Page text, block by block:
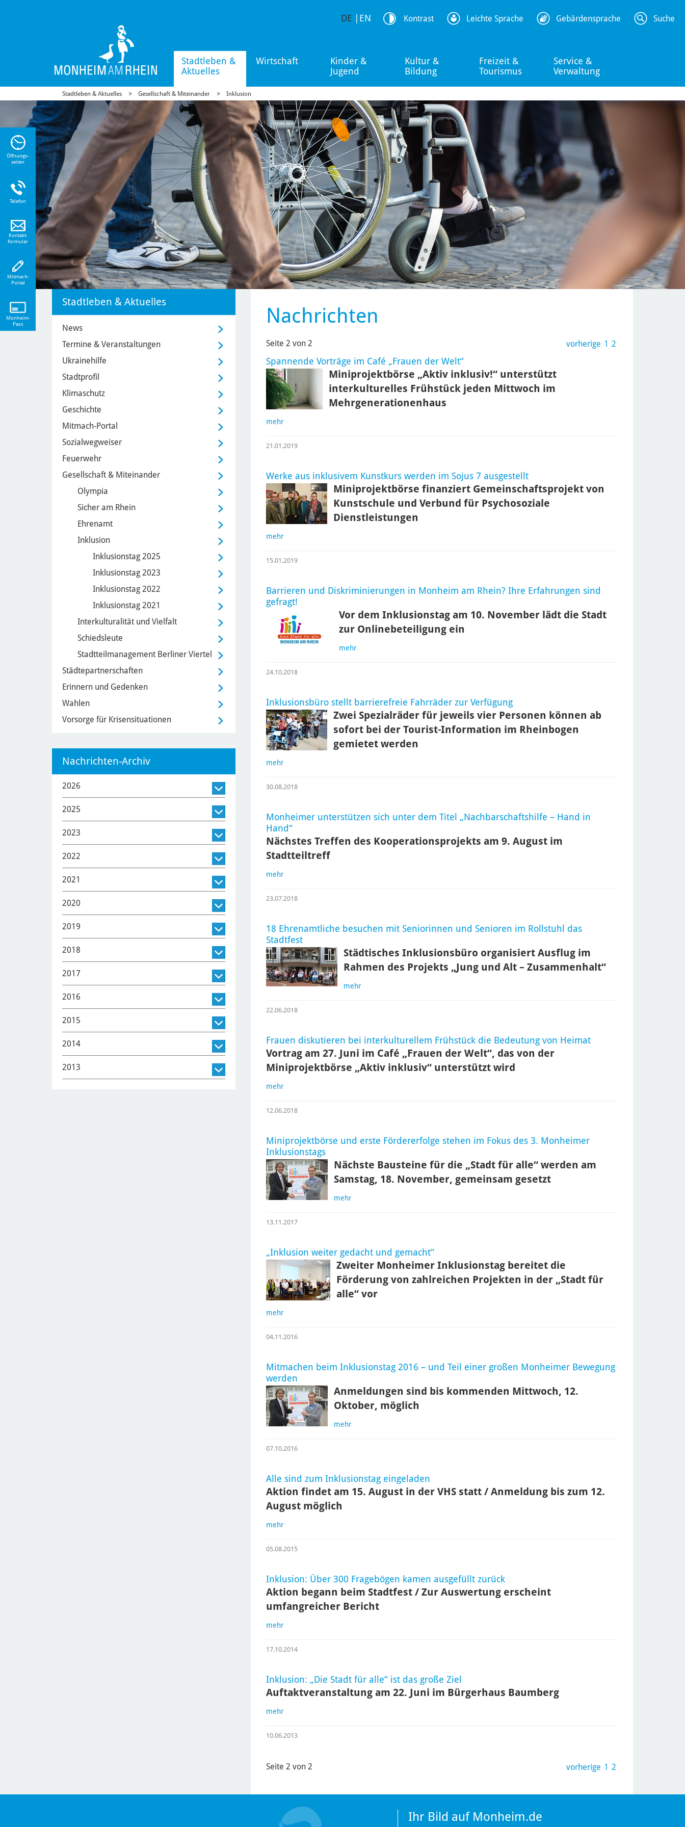
Stadtleben &
Aktuelles
Wirtschaft
Kinder &
Jugend
Kultur &
Bildung
Freizeit &
Tourismus
Service &
Verwaltung
DE EN Kontrast Leichte Sprache Gebärdensprache Suche
Stadtleben & Aktuelles Gesellschaft & Miteinander Inklusion
Nachrichten
Seite 2 von 2 vorherige 1 2
Spannende Vorträge im Café „Frauen der Welt“
Miniprojektbörse „Aktiv inklusiv!“ unterstützt
interkulturelles Frühstück jeden Mittwoch im
Mehrgenerationenhaus
mehr
21.01.2019
Werke aus inklusivem Kunstkurs werden im Sojus 7 ausgestellt
Miniprojektbörse finanziert Gemeinschaftsprojekt von
Kunstschule und Verbund für Psychosoziale
Dienstleistungen
mehr
15.01.2019
Barrieren und Diskriminierungen in Monheim am Rhein? Ihre Erfahrungen sind
gefragt!
Vor dem Inklusionstag am 10. November lädt die Stadt
zur Onlinebeteiligung ein
mehr
24.10.2018
Inklusionsbüro stellt barrierefreie Fahrräder zur Verfügung
Zwei Spezialräder für jeweils vier Personen können ab
sofort bei der Tourist-Information im Rheinbogen
gemietet werden
mehr
30.08.2018
Monheimer unterstützen sich unter dem Titel „Nachbarschaftshilfe – Hand in
Hand“
Nächstes Treffen des Kooperationsprojekts am 9. August im
Stadtteiltreff
mehr
23.07.2018
18 Ehrenamtliche besuchen mit Seniorinnen und Senioren im Rollstuhl das
Stadtfest
Städtisches Inklusionsbüro organisiert Ausflug im
Rahmen des Projekts „Jung und Alt – Zusammenhalt“
mehr
22.06.2018
Frauen diskutieren bei interkulturellem Frühstück die Bedeutung von Heimat
Vortrag am 27. Juni im Café „Frauen der Welt“, das von der
Miniprojektbörse „Aktiv inklusiv“ unterstützt wird
mehr
12.06.2018
Miniprojektbörse und erste Fördererfolge stehen im Fokus des 3. Monheimer
Inklusionstags
Nächste Bausteine für die „Stadt für alle“ werden am
Samstag, 18. November, gemeinsam gesetzt
mehr
13.11.2017
„Inklusion weiter gedacht und gemacht“
Zweiter Monheimer Inklusionstag bereitet die
Förderung von zahlreichen Projekten in der „Stadt für
alle“ vor
mehr
04.11.2016
Mitmachen beim Inklusionstag 2016 – und Teil einer großen Monheimer Bewegung
werden
Anmeldungen sind bis kommenden Mittwoch, 12.
Oktober, möglich
mehr
07.10.2016
Alle sind zum Inklusionstag eingeladen
Aktion findet am 15. August in der VHS statt / Anmeldung bis zum 12.
August möglich
mehr
05.08.2015
Inklusion: Über 300 Fragebögen kamen ausgefüllt zurück
Aktion begann beim Stadtfest / Zur Auswertung erscheint
umfangreicher Bericht
mehr
17.10.2014
Inklusion: „Die Stadt für alle“ ist das große Ziel
Auftaktveranstaltung am 22. Juni im Bürgerhaus Baumberg
mehr
10.06.2013
Seite 2 von 2 vorherige 1 2
Stadtleben & Aktuelles
News
Termine & Veranstaltungen
Ukrainehilfe
Stadtprofil
Klimaschutz
Geschichte
Mitmach-Portal
Sozialwegweiser
Feuerwehr
Gesellschaft & Miteinander
Olympia
Sicher am Rhein
Ehrenamt
Inklusion
Inklusionstag 2025
Inklusionstag 2023
Inklusionstag 2022
Inklusionstag 2021
Interkulturalität und Vielfalt
Schiedsleute
Stadtteilmanagement Berliner Viertel
Städtepartnerschaften
Erinnern und Gedenken
Wahlen
Vorsorge für Krisensituationen
Nachrichten-Archiv
2026
2025
2023
2022
2021
2020
2019
2018
2017
2016
2015
2014
2013
Ihr Bild auf Monheim.de
Öffnungs-
zeiten
Telefon
Kontakt-
formular
Mitmach-
Portal
Monheim-
Pass
Sie
zu